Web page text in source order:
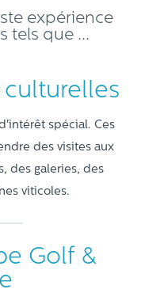
expérience
tels que ...
culturelles
spécial. Ces
des visites aux
des galeries, des
viticoles.
Golf &